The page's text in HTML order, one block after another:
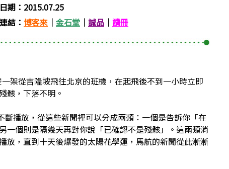
期：2015.07.25
結： 博客來 ｜ 金石堂 ｜ 誠品 ｜ 讀冊
從吉隆坡飛往北京的班機，在起飛後不到一小時立即
骸，下落不明。
播放，從這些新聞裡可以分成兩類：一個是告訴你「在
一個則是隔幾天再對你說「已確認不是殘骸」。這兩類消
放，直到十天後爆發的太陽花學運，馬航的新聞從此漸漸